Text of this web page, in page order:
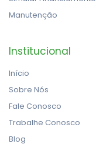
Manutenção
Institucional
Início
Sobre Nós
Fale Conosco
Trabalhe Conosco
Blog